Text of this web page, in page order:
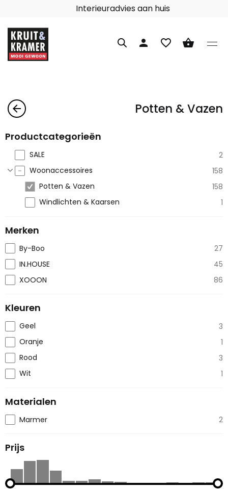
Interieuradvies aan huis
person favorite_border shopping_basket
arrow_back Potten & Vazen
Productcategorieën
SALE
2
Woonaccessoires
158
Potten & Vazen
158
Windlichten & Kaarsen
1
Merken
By-Boo
27
IN.HOUSE
45
XOOON
86
Kleuren
Geel
3
Oranje
1
Rood
3
Wit
1
Materialen
Marmer 2
Prijs